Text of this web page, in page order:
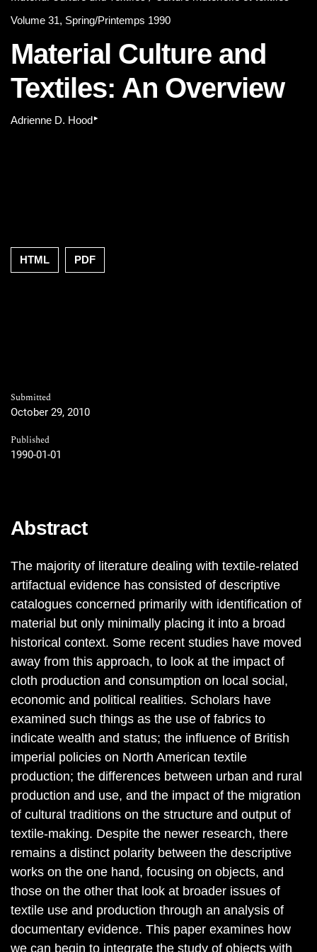
Volume 31, Spring/Printemps 1990
Material Culture and
Textiles: An Overview
Adrienne D. Hood▸
HTML PDF
Submitted
October 29, 2010
Published
1990-01-01
Abstract
The majority of literature dealing with textile-related
artifactual evidence has consisted of descriptive
catalogues concerned primarily with identification of
material but only minimally placing it into a broad
historical context. Some recent studies have moved
away from this approach, to look at the impact of
cloth production and consumption on local social,
economic and political realities. Scholars have
examined such things as the use of fabrics to
indicate wealth and status; the influence of British
imperial policies on North American textile
production; the differences between urban and rural
production and use, and the impact of the migration
of cultural traditions on the structure and output of
textile-making. Despite the newer research, there
remains a distinct polarity between the descriptive
works on the one hand, focusing on objects, and
those on the other that look at broader issues of
textile use and production through an analysis of
documentary evidence. This paper examines how
we can begin to integrate the study of objects with